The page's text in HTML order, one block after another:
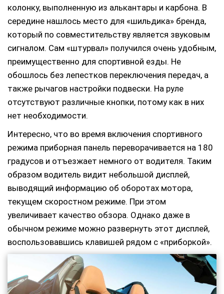
колонку, выполненную из алькантары и карбона. В
середине нашлось место для «шильдика» бренда,
который по совместительству является звуковым
сигналом. Сам «штурвал» получился очень удобным,
преимущественно для спортивной езды. Не
обошлось без лепестков переключения передач, а
также рычагов настройки подвески. На руле
отсутствуют различные кнопки, потому как в них
нет необходимости.
Интересно, что во время включения спортивного
режима приборная панель переворачивается на 180
градусов и отъезжает немного от водителя. Таким
образом водитель видит небольшой дисплей,
выводящий информацию об оборотах мотора,
текущем скоростном режиме. При этом
увеличивает качество обзора. Однако даже в
обычном режиме можно развернуть этот дисплей,
воспользовавшись клавишей рядом с «приборкой».